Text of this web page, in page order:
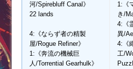
河/Spirebluff Canal》
22 lands
4:《ならず者の精製
屋/Rogue Refiner》
1:《奔流の機械巨
人/Torrential Gearhulk》
1:《
き/
4:《
異/
4:《
工/